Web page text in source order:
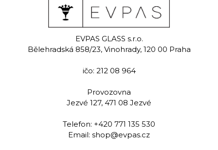
EVPAS GLASS s.r.o.
Bělehradská 858/23, Vinohrady, 120 00 Praha
ičo: 212 08 964
Provozovna
Jezvé 127, 471 08 Jezvé
Telefon: +420 771 135 530
Email: shop@evpas.cz